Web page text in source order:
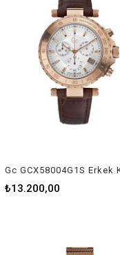
₺13.200,00